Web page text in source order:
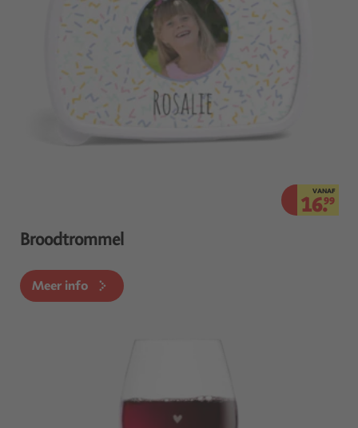
VANAF
16.99
Broodtrommel
Meer info